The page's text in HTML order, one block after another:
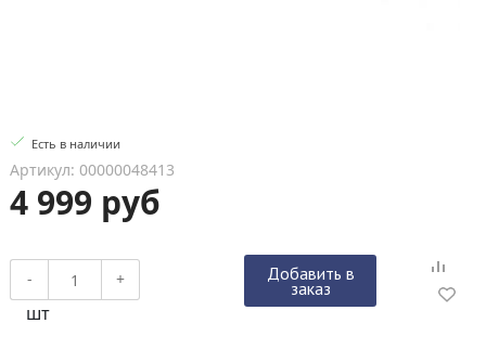
Есть в наличии
Артикул: 00000048413
4 999 руб
- +
шт
Добавить в
заказ